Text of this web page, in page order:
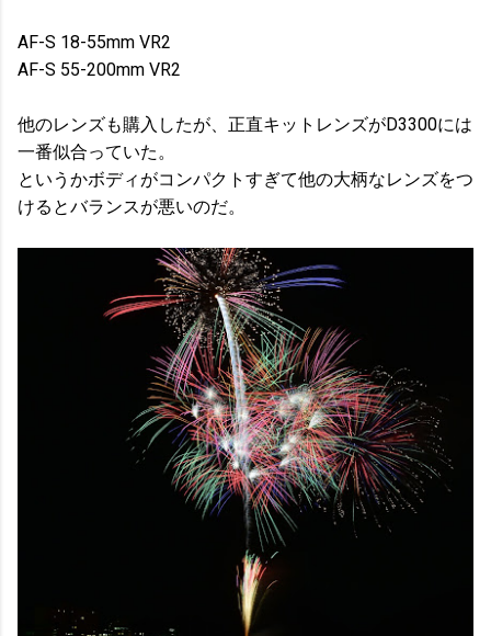
AF-S 18-55mm VR2
AF-S 55-200mm VR2
他のレンズも購入したが、正直キットレンズがD3300には
一番似合っていた。
というかボディがコンパクトすぎて他の大柄なレンズをつ
けるとバランスが悪いのだ。